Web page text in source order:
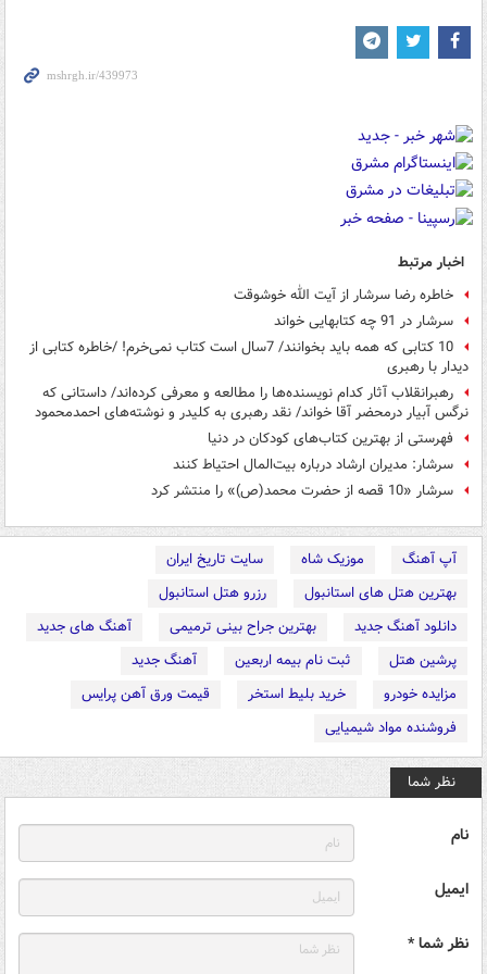
اخبار مرتبط
خاطره رضا سرشار از آیت الله خوشوقت
سرشار در 91 چه کتابهایی خواند
10 کتابی که همه باید بخوانند/ 7سال است کتاب نمی‌خرم! /خاطره کتابی از
دیدار با رهبری
رهبرانقلاب آثار کدام نویسنده‌ها را مطالعه و معرفی کرده‌اند/ داستانی که
نرگس آبیار درمحضر آقا خواند/ نقد رهبری به کلیدر و نوشته‌های احمدمحمود
فهرستی از بهترین کتاب‌های کودکان در دنیا
سرشار: مدیران ارشاد درباره بیت‌المال احتیاط کنند
سرشار «10 قصه از حضرت محمد(ص)» را منتشر کرد
آپ آهنگ موزیک شاه
سایت تاریخ ایران
بهترین هتل های استانبول
رزرو هتل استانبول
دانلود آهنگ جدید
بهترین جراح بینی ترمیمی
آهنگ های جدید
پرشین هتل
ثبت نام بیمه اربعین
آهنگ جدید
مزایده خودرو
خرید بلیط استخر
قیمت ورق آهن پرایس
فروشنده مواد شیمیایی
نظر شما
نام
ایمیل
نظر شما *